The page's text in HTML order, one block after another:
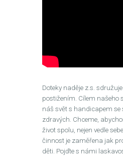
Doteky naděje z.s.
postižením. Cílem našeho
náš svět s handicapem se
zdravých. Chceme,
život spolu, nejen vedle
činnost je zaměřena jak
děti. Pojďte s námi